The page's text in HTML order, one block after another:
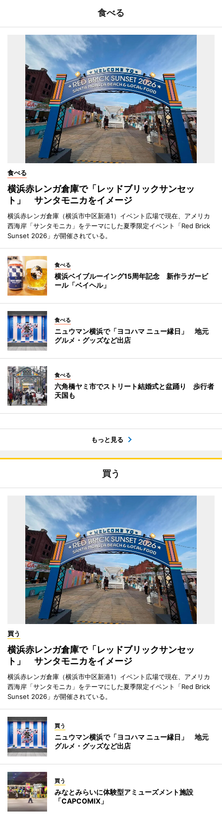
食べる
食べる
横浜赤レンガ倉庫で「レッドブリックサンセッ
ト」 サンタモニカをイメージ
横浜赤レンガ倉庫（横浜市中区新港1）イベント広場で現在、アメリカ
西海岸「サンタモニカ」をテーマにした夏季限定イベント「Red Brick
Sunset 2026」が開催されている。
食べる
横浜ベイブルーイング15周年記念 新作ラガービ
ール「ベイヘル」
食べる
ニュウマン横浜で「ヨコハマ ニュー縁日」 地元
グルメ・グッズなど出店
食べる
六角橋ヤミ市でストリート結婚式と盆踊り 歩行者
天国も
もっと見る
買う
買う
横浜赤レンガ倉庫で「レッドブリックサンセッ
ト」 サンタモニカをイメージ
横浜赤レンガ倉庫（横浜市中区新港1）イベント広場で現在、アメリカ
西海岸「サンタモニカ」をテーマにした夏季限定イベント「Red Brick
Sunset 2026」が開催されている。
買う
ニュウマン横浜で「ヨコハマ ニュー縁日」 地元
グルメ・グッズなど出店
買う
みなとみらいに体験型アミューズメント施設
「CAPCOMIX」